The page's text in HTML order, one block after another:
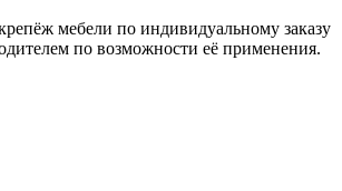
мебели по индивидуальному заказу
по возможности её применения.